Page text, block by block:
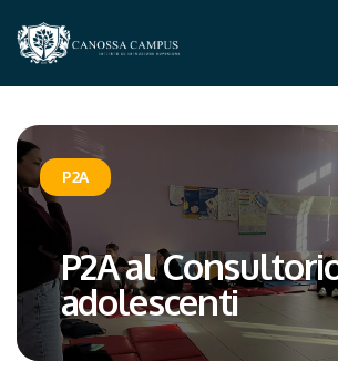
P2A
P2A al
adolescenti